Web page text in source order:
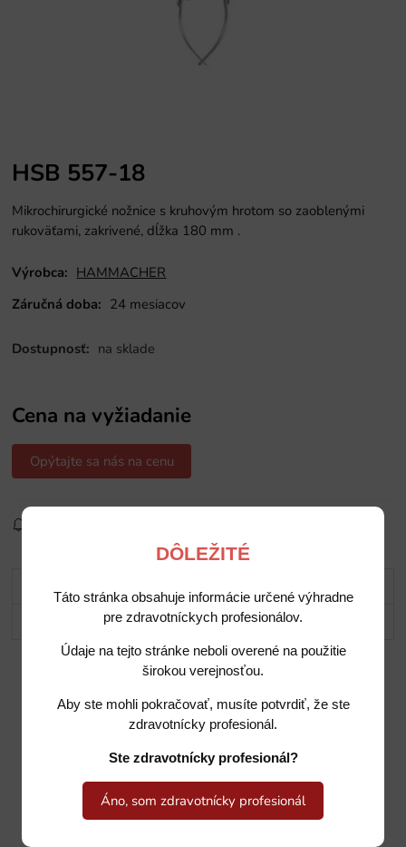
DÔLEŽITÉ
Táto stránka obsahuje informácie určené výhradne
pre zdravotníckych profesionálov.
Údaje na tejto stránke neboli overené na použitie
širokou verejnosťou.
Aby ste mohli pokračovať, musíte potvrdiť, že ste
zdravotnícky profesionál.
Ste zdravotnícky profesionál?
Áno, som zdravotnícky profesionál
HSB 557-18
Mikrochirurgické nožnice s kruhovým hrotom so zaoblenými
rukoväťami, zakrivené, dĺžka 180 mm .
Výrobca: HAMMACHER
Záručná doba: 24 mesiacov
Dostupnosť: na sklade
Cena na vyžiadanie
Opýtajte sa nás na cenu
Potrebujete poradiť?